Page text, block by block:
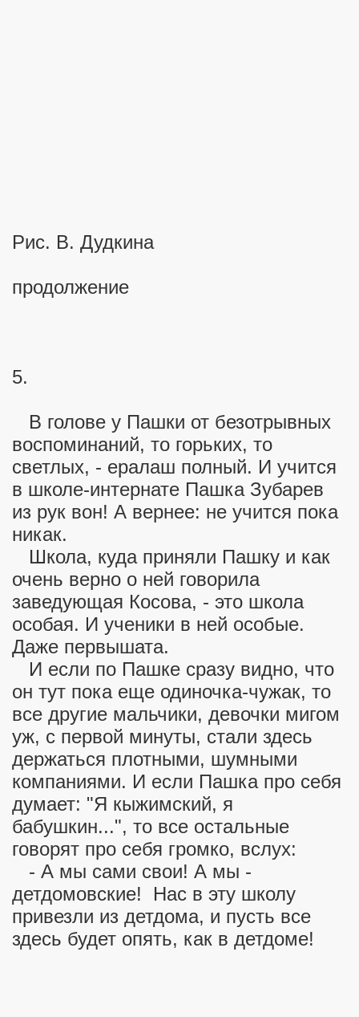
Рис. В. Дудкина
продолжение
5.
В голове у Пашки от безотрывных
воспоминаний, то горьких, то
светлых, - ералаш полный. И учится
в школе-интернате Пашка Зубарев
из рук вон! А вернее: не учится пока
никак.
Школа, куда приняли Пашку и как
очень верно о ней говорила
заведующая Косова, - это школа
особая. И ученики в ней особые.
Даже первышата.
И если по Пашке сразу видно, что
он тут пока еще одиночка-чужак, то
все другие мальчики, девочки мигом
уж, с первой минуты, стали здесь
держаться плотными, шумными
компаниями. И если Пашка про себя
думает: "Я кыжимский, я
бабушкин...", то все остальные
говорят про себя громко, вслух:
- А мы сами свои! А мы -
детдомовские! Нас в эту школу
привезли из детдома, и пусть все
здесь будет опять, как в детдоме!